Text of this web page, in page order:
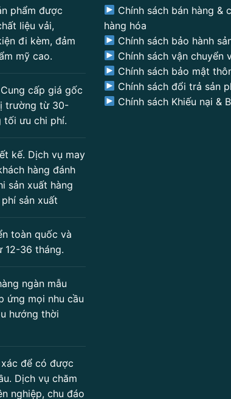
phẩm được
liệu vải,
đi kèm, đảm
mỹ cao.
cấp giá gốc
trường từ 30-
tối ưu chi phí.
kế. Dịch vụ may
hàng đánh
sản xuất hàng
sản xuất
toàn quốc và
12-36 tháng.
ngàn mẫu
ứng mọi nhu cầu
hướng thời
để có được
Dịch vụ chăm
nghiệp, chu đáo
Chính sách bán hàng &
hàng hóa
Chính sách bảo hành
Chính sách vận chuyển
Chính sách bảo mật
Chính sách đổi trả sản
Chính sách Khiếu nại &